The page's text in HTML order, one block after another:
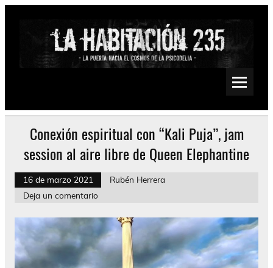
Saltar
Psychedelic, Stoner, Doom, Sludge, Fuzz, Space, Drone
Conexión espiritual con “Kali Puja”, jam
session al aire libre de Queen Elephantine
16 de marzo 2021
Rubén Herrera
Deja un comentario